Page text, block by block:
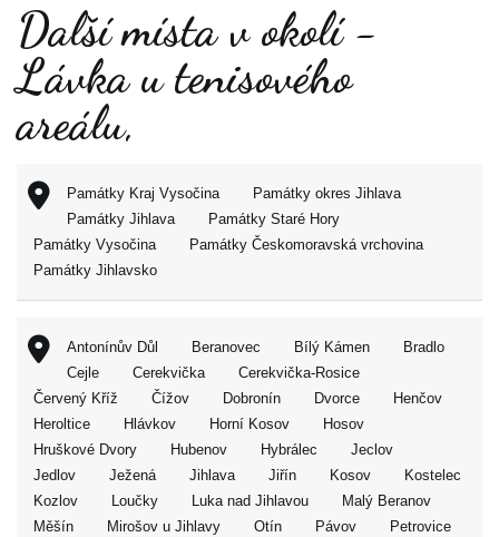
Další místa v okolí -
Lávka u tenisového
areálu,
Památky Kraj Vysočina
Památky okres Jihlava
Památky Jihlava
Památky Staré Hory
Památky Vysočina
Památky Českomoravská vrchovina
Památky Jihlavsko
Antonínův Důl Beranovec Bílý Kámen
Bradlo
Cejle
Cerekvička
Cerekvička-Rosice
Červený Kříž
Čížov Dobronín Dvorce
Henčov
Heroltice
Hlávkov Horní Kosov
Hosov
Hruškové Dvory
Hubenov Hybrálec
Jeclov
Jedlov
Ježená Jihlava Jiřín Kosov
Kostelec
Kozlov
Loučky Luka nad Jihlavou
Malý Beranov
Měšín
Mirošov u Jihlavy Otín Pávov Petrovice